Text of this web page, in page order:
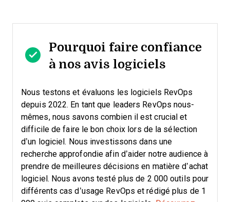
Pourquoi faire confiance
à nos avis logiciels
Nous testons et évaluons les logiciels RevOps
depuis 2022. En tant que leaders RevOps nous-
mêmes, nous savons combien il est crucial et
difficile de faire le bon choix lors de la sélection
d’un logiciel. Nous investissons dans une
recherche approfondie afin d’aider notre audience à
prendre de meilleures décisions en matière d’achat
logiciel. Nous avons testé plus de 2 000 outils pour
différents cas d’usage RevOps et rédigé plus de 1